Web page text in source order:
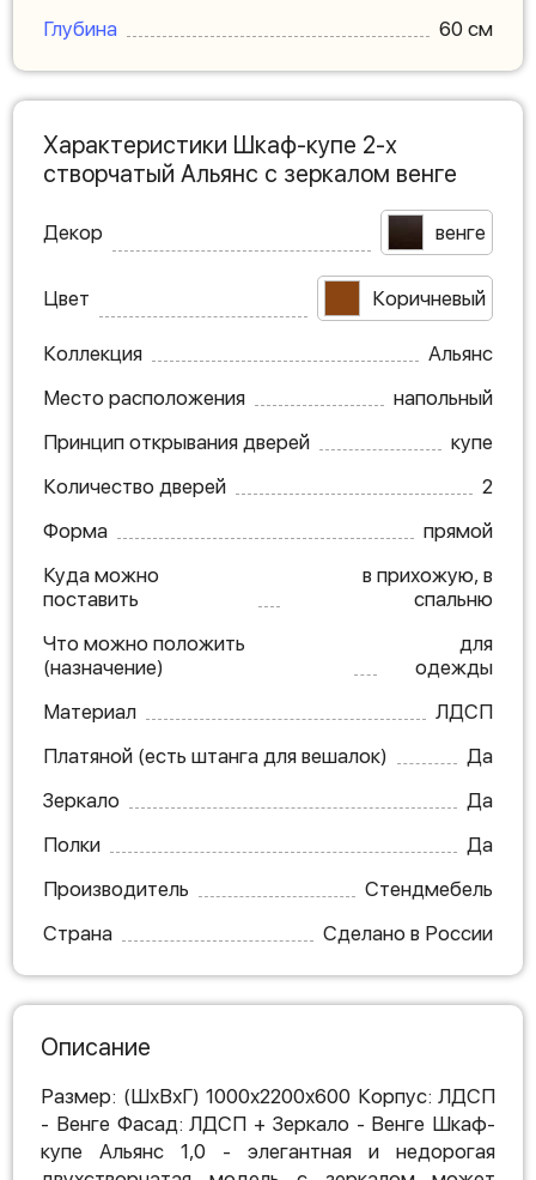
Глубина
60 см
Характеристики Шкаф-купе 2-х
створчатый Альянс с зеркалом венге
Декор венге
Цвет Коричневый
Коллекция
Альянс
Место расположения
напольный
Принцип открывания дверей
купе
Количество дверей
2
Форма
прямой
Куда можно
поставить
в прихожую, в
спальню
Что можно положить
(назначение)
для
одежды
Материал
ЛДСП
Платяной (есть штанга для вешалок)
Да
Зеркало
Да
Полки
Да
Производитель
Стендмебель
Страна
Сделано в России
Описание
Размер: (ШхВхГ) 1000х2200х600 Корпус: ЛДСП
- Венге Фасад: ЛДСП + Зеркало - Венге Шкаф-
купе Альянс 1,0 - элегантная и недорогая